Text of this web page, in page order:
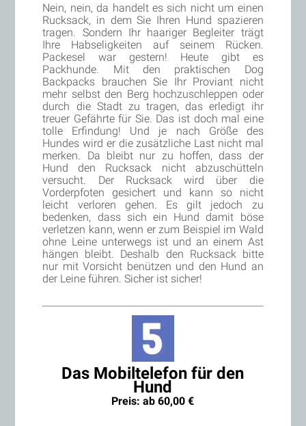
Nein, nein, da handelt es sich nicht um einen
Rucksack, in dem Sie Ihren Hund spazieren
tragen. Sondern Ihr haariger Begleiter trägt
Ihre Habseligkeiten auf seinem Rücken.
Packesel war gestern! Heute gibt es
Packhunde. Mit den praktischen Dog
Backpacks brauchen Sie Ihr Proviant nicht
mehr selbst den Berg hochzuschleppen oder
durch die Stadt zu tragen, das erledigt ihr
treuer Gefährte für Sie. Das ist doch mal eine
tolle Erfindung! Und je nach Größe des
Hundes wird er die zusätzliche Last nicht mal
merken. Da bleibt nur zu hoffen, dass der
Hund den Rucksack nicht abzuschütteln
versucht. Der Rucksack wird über die
Vorderpfoten gesichert und kann so nicht
leicht verloren gehen. Es gilt jedoch zu
bedenken, dass sich ein Hund damit böse
verletzen kann, wenn er zum Beispiel im Wald
ohne Leine unterwegs ist und an einem Ast
hängen bleibt. Deshalb den Rucksack bitte
nur mit Vorsicht benützen und den Hund an
der Leine führen. Sicher ist sicher!
Das Mobiltelefon für den
Hund
Preis: ab 60,00 €